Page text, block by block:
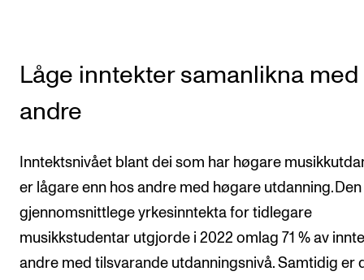
Låge inntekter samanlikna med
andre
Inntektsnivået blant dei som har høgare
er lågare enn hos andre med høgare utdanning. Den
gjennomsnittlege yrkesinntekta for tidlegare
musikkstudentar utgjorde i 2022 omlag 71 % av
andre med tilsvarande utdanningsnivå. Samtidig er